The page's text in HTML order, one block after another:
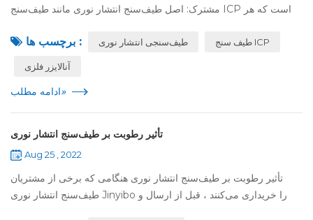
مشترک: اصل طیف‌سنج انتشار نوری مانند طیف‌سنج ICP است که هر
پریستالتیک به صورت م...
برچسب ها : طیف‌سنجی انتشار نوری طیف سنج ICP
آنالایزر فلزی
ادامه مطلب»
تأثیر رطوبت بر طیف‌سنج انتشار نوری
Aug 25 , 2022
تأثیر رطوبت بر طیف‌سنج انتشار نوری هنگامی که برخی از مشتریان
طیف‌سنج انتشار نوری Jinyibo را خریداری می‌کنند ، قبل از ارسال و